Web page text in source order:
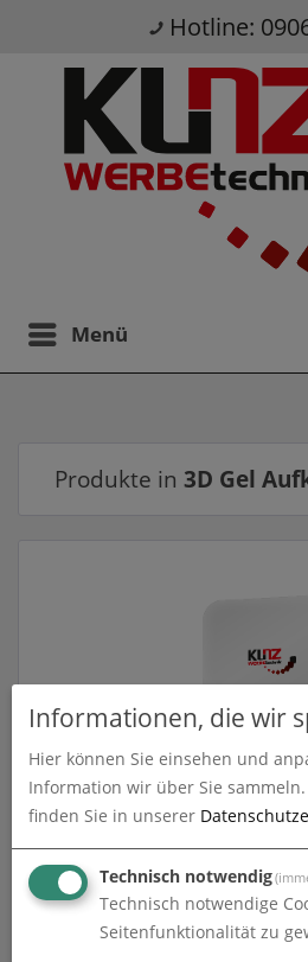
Hotline:
Menü
Produkte in 3D Gel
3D-Gel-Aufkleber
zum Artikel
Informationen, die wir
Hier können Sie einsehen und
Information wir über Sie sammeln.
finden Sie in unserer
Technisch notwendig
Technisch notwendige
Seitenfunktionalität zu